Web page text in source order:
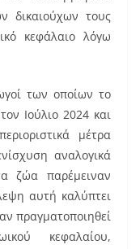
δικαιούχων τους
κεφάλαιο λόγω
των οποίων το
Ιούλιο 2024 και
μέτρα
αναλογικά
ζώα παρέμειναν
αυτή καλύπτει
πραγματοποιηθεί
κεφαλαίου,